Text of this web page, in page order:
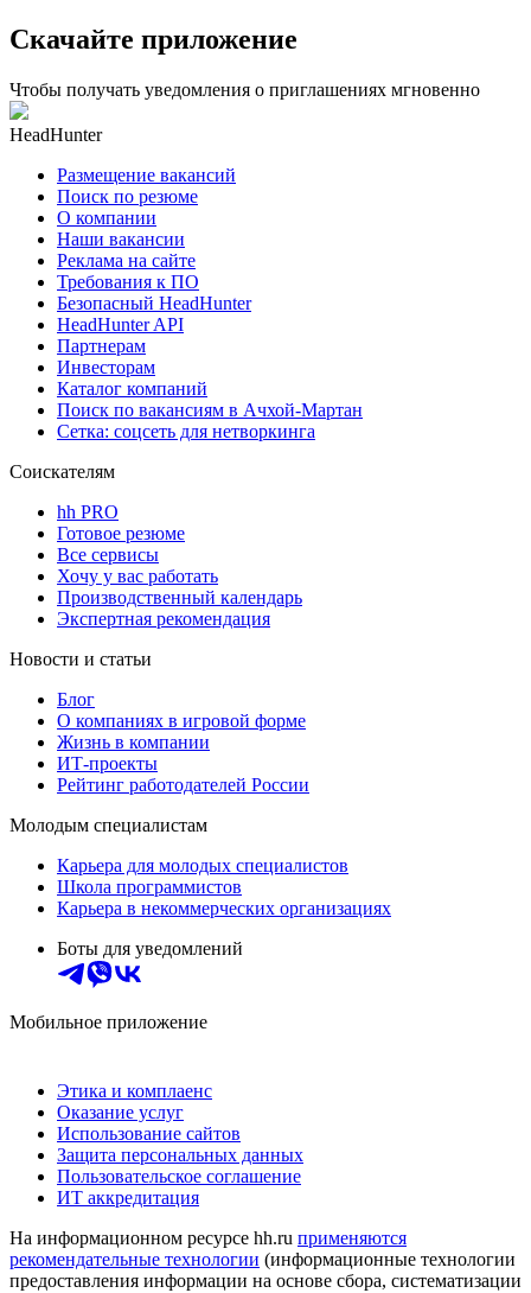
Скачайте приложение
Чтобы получать уведомления о приглашениях мгновенно
HeadHunter
Размещение вакансий
Поиск по резюме
О компании
Наши вакансии
Реклама на сайте
Требования к ПО
Безопасный HeadHunter
HeadHunter API
Партнерам
Инвесторам
Каталог компаний
Поиск по вакансиям в Ачхой-Мартан
Сетка: соцсеть для нетворкинга
Соискателям
hh PRO
Готовое резюме
Все сервисы
Хочу у вас работать
Производственный календарь
Экспертная рекомендация
Новости и статьи
Блог
О компаниях в игровой форме
Жизнь в компании
ИТ-проекты
Рейтинг работодателей России
Молодым специалистам
Карьера для молодых специалистов
Школа программистов
Карьера в некоммерческих организациях
Боты для уведомлений
Мобильное приложение
Этика и комплаенс
Оказание услуг
Использование сайтов
Защита персональных данных
Пользовательское соглашение
ИТ аккредитация
На информационном ресурсе hh.ru применяются
рекомендательные технологии (информационные технологии
предоставления информации на основе сбора, систематизации